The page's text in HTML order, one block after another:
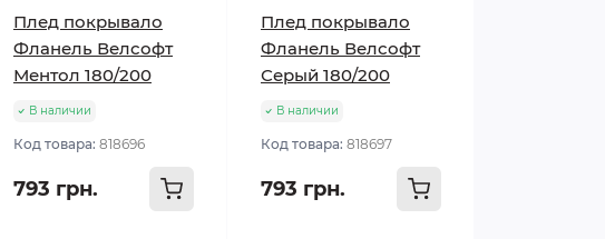
Плед покрывало
Фланель Велсофт
Ментол 180/200
В наличии
Код товара: 818696
793 грн.
Плед покрывало
Фланель Велсофт
Серый 180/200
В наличии
Код товара: 818697
793 грн.